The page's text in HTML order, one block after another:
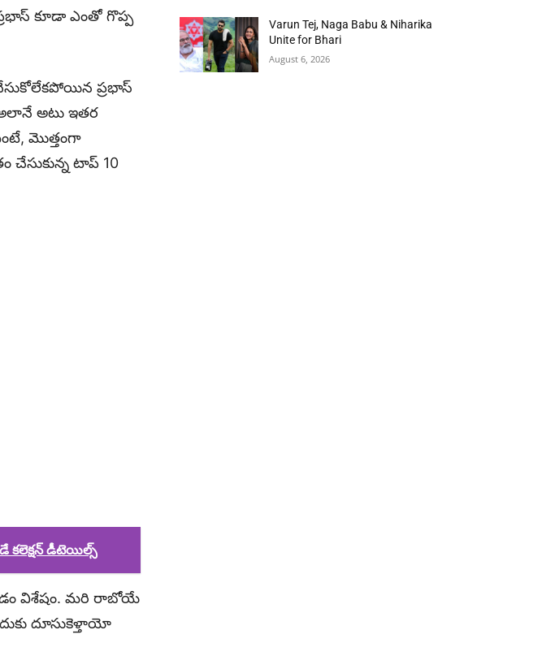
కూడా ఎంతో గొప్ప
ప్రభాస్
అటు ఇతర
మొత్తంగా
టాప్ 10
కలెక్షన్ డీటెయిల్స్
విశేషం. మరి రాబోయే
దూసుకెళ్తాయో
Varun Tej, Naga Babu & Niharika
Unite for Bhari
August 6, 2026